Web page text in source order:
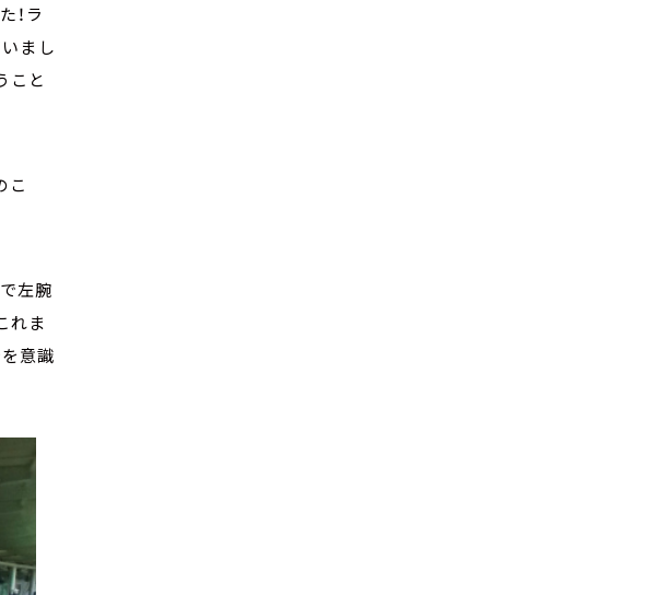
！ラ
まし
こと
こ
左腕
れま
意識